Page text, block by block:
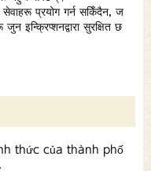
प्रयोग गर्न सकिँदैन, ज
इन्क्रिप्शनद्वारा सुरक्षित छ
thức của thành phố